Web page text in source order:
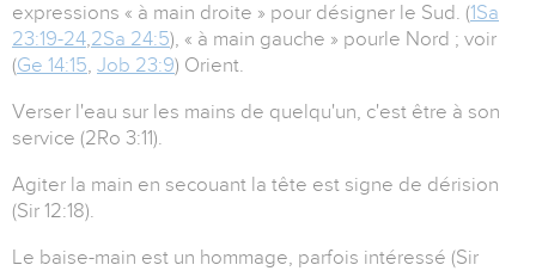
expressions « à main droite » pour désigner le Sud. (1Sa
23:19-24,2Sa 24:5), « à main gauche » pourle Nord ; voir
(Ge 14:15, Job 23:9) Orient.
Verser l'eau sur les mains de quelqu'un, c'est être à son
service (2Ro 3:11).
Agiter la main en secouant la tête est signe de dérision
(Sir 12:18).
Le baise-main est un hommage, parfois intéressé (Sir